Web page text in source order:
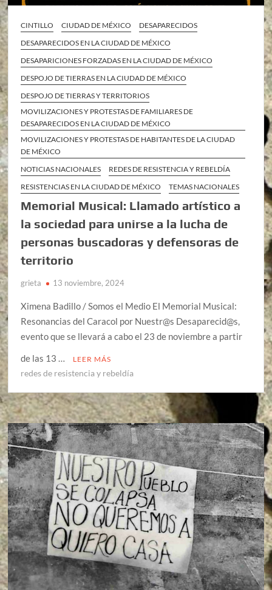
CINTILLO CIUDAD DE MÉXICO
DESAPARECIDOS
DESAPARECIDOS EN LA CIUDAD DE MÉXICO
DESAPARICIONES FORZADAS EN LA CIUDAD DE MÉXICO
DESPOJO DE TIERRAS EN LA CIUDAD DE MÉXICO
DESPOJO DE TIERRAS Y TERRITORIOS
MOVILIZACIONES Y PROTESTAS DE FAMILIARES DE
DESAPARECIDOS EN LA CIUDAD DE MÉXICO
MOVILIZACIONES Y PROTESTAS DE HABITANTES DE LA CIUDAD
DE MÉXICO
NOTICIAS NACIONALES
REDES DE RESISTENCIA Y REBELDÍA
RESISTENCIAS EN LA CIUDAD DE MÉXICO
TEMAS NACIONALES
Memorial Musical: Llamado artístico a
la sociedad para unirse a la lucha de
personas buscadoras y defensoras de
territorio
grieta 13 noviembre, 2024
Ximena Badillo / Somos el Medio El Memorial Musical:
Resonancias del Caracol por Nuestr@s Desaparecid@s,
evento que se llevará a cabo el 23 de noviembre a partir
de las 13 …
LEER MÁS
redes de resistencia y rebeldía